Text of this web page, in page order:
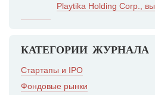
Playtika Holding Corp.,
КАТЕГОРИИ ЖУРНАЛА
Стартапы и IPO
Фондовые рынки